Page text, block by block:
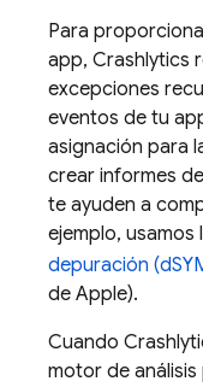
Para
app, Crashlytics
excepciones
eventos de tu
asignación para
crear informes
te ayuden a
ejemplo, usamos
depuración
de Apple).
Cuando
motor de